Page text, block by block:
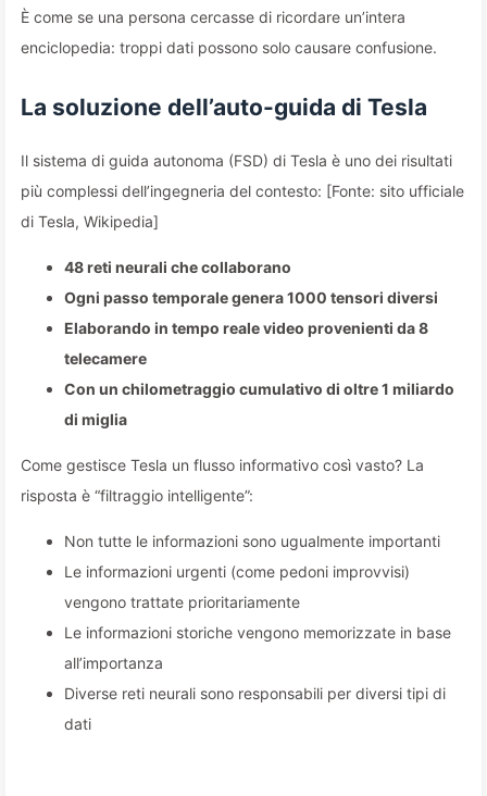
È come se una persona cercasse di ricordare un’intera
enciclopedia: troppi dati possono solo causare confusione.
La soluzione dell’auto-guida di Tesla
Il sistema di guida autonoma (FSD) di Tesla è uno dei risultati
più complessi dell’ingegneria del contesto: [Fonte: sito ufficiale
di Tesla, Wikipedia]
48 reti neurali che collaborano
Ogni passo temporale genera 1000 tensori diversi
Elaborando in tempo reale video provenienti da 8
telecamere
Con un chilometraggio cumulativo di oltre 1 miliardo
di miglia
Come gestisce Tesla un flusso informativo così vasto? La
risposta è “filtraggio intelligente”:
Non tutte le informazioni sono ugualmente importanti
Le informazioni urgenti (come pedoni improvvisi)
vengono trattate prioritariamente
Le informazioni storiche vengono memorizzate in base
all’importanza
Diverse reti neurali sono responsabili per diversi tipi di
dati